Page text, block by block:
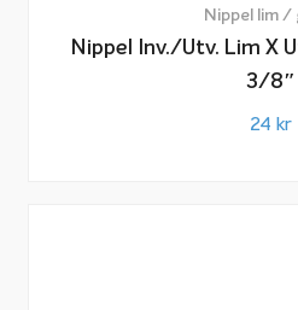
Nippel lim /
Nippel Inv./utv. Lim X
3/8″
24 kr